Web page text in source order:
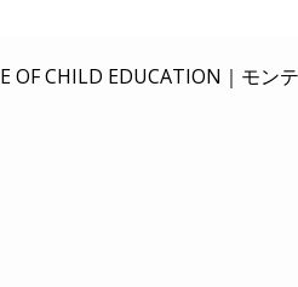
CHILD EDUCATION｜ モン